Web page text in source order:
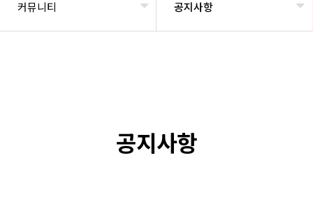
커뮤니티 공지사항
공지사항